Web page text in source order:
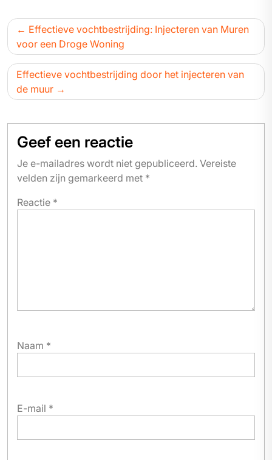
Bericht
navigatie
Effectieve vochtbestrijding: Injecteren van Muren
voor een Droge Woning
Effectieve vochtbestrijding door het injecteren van
de muur
Geef een reactie
Je e-mailadres wordt niet gepubliceerd. Vereiste
velden zijn gemarkeerd met *
Reactie *
Naam *
E-mail *